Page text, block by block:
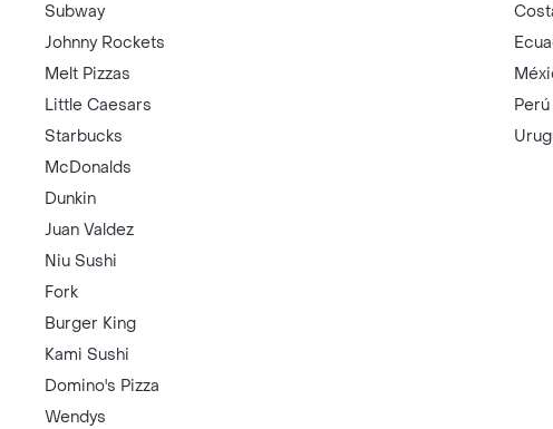
Subway
Johnny Rockets
Melt Pizzas
Little Caesars
Starbucks
McDonalds
Dunkin
Juan Valdez
Niu Sushi
Fork
Burger King
Kami Sushi
Domino's Pizza
Wendys
Perú